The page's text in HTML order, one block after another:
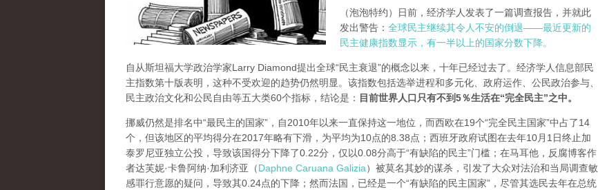
（泡泡特约）
日前，经济学人发表了一篇调查报告，并就此
发出警告： 全球民主继续其令人不安的倒退——最近更新的
民主健康指数显示，有一半以上的国家分数下降。
自从斯坦福大学政治学家Larry Diamond提出全球“民主衰退”的概念以来，十年已经过去了。经济学人信息部民
主指数第十版表明，这种不受欢迎的趋势仍然明显。该指数包括选举进程和多元化、政府运作、公民政治参与、
民主政治文化和公民自由等五大类60个指标，结论是： 目前世界人口只有不到5％生活在“完全民主”之中。
挪威仍然是排名中“最民主的国家”，自2010年以来一直保持这一地位，而西欧在19个“完全民主国家”中占了14
个，但该地区的平均得分在2017年略有下滑，为平均为10点的8.38点；西班牙政府试图在去年10月1日终止加
泰罗尼亚独立公投，导致该国得分下降了0.22分，仅以0.08分高于“有缺陷的民主”门槛；在马耳他，反腐博客作
者达芙妮·卡鲁阿纳·加利济亚（Daphne Caruana Galizia）被莫名其妙的谋杀，引发了大众对法治和当局调查敏
感罪行意愿的疑问，导致其0.24点的下降；然而法国，已经是一个“有缺陷的民主国家”，尽管其选民去年在总统